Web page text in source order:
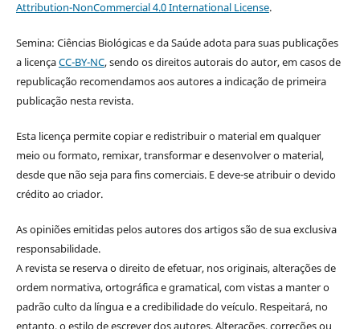
Attribution-NonCommercial 4.0 International License.
Semina: Ciências Biológicas e da Saúde adota para suas publicações
a licençaCC-BY-NC, sendo os direitos autorais do autor, em casos de
republicação recomendamos aos autores a indicação de primeira
publicação nesta revista.
Esta licença permite copiar e redistribuir o material em qualquer
meio ou formato, remixar, transformar e desenvolver o material,
desde que não seja para fins comerciais. E deve-se atribuir o devido
crédito ao criador.
As opiniões emitidas pelos autores dos artigos são de sua exclusiva
responsabilidade.
A revista se reserva o direito de efetuar, nos originais, alterações de
ordem normativa, ortográfica e gramatical, com vistas a manter o
padrão culto da língua e a credibilidade do veículo. Respeitará, no
entanto, o estilo de escrever dos autores. Alterações, correções ou